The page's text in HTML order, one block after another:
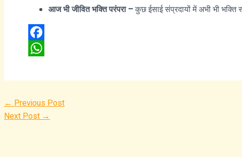
आज भी जीवित भक्ति परंपरा –कुछ ईसाई संप्रदायों में अभी भी भक्ति
Facebook
← Previous Post
Next Post →